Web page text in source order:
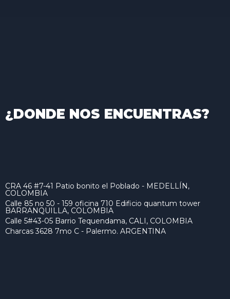
¿DONDE NOS ENCUENTRAS?
CRA 46 #7-41 Patio bonito el Poblado - MEDELLÍN,
COLOMBIA
Calle 85 no 50 - 159 oficina 710 Edificio quantum tower
BARRANQUILLA, COLOMBIA
Calle 5#43-05 Barrio Tequendama, CALI, COLOMBIA
Charcas 3628 7mo C - Palermo. ARGENTINA